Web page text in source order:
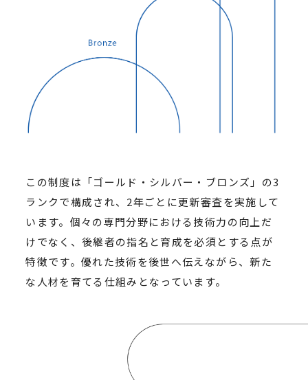
この制度は「ゴールド・シルバー・ブロンズ」の3
ランクで構成され、2年ごとに更新審査を実施して
います。個々の専門分野における技術力の向上だ
けでなく、後継者の指名と育成を必須とする点が
特徴です。優れた技術を後世へ伝えながら、新た
な人材を育てる仕組みとなっています。